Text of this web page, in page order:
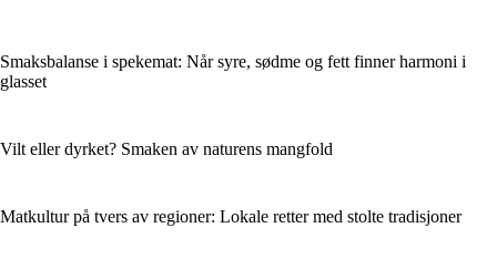
Smaksbalanse i spekemat: Når syre, sødme og fett finner harmoni i
glasset
Vilt eller dyrket? Smaken av naturens mangfold
Matkultur på tvers av regioner: Lokale retter med stolte tradisjoner